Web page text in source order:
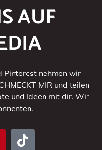
AUF
Pinterest nehmen wir
MIR und teilen
und Ideen mit dir. Wir